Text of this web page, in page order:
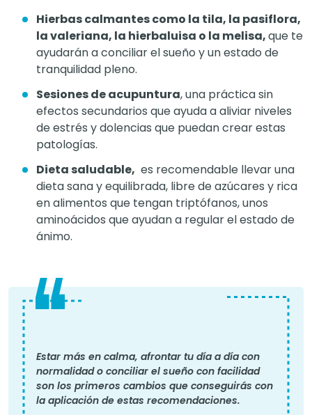
Hierbas calmantes como la tila, la pasiflora,
la valeriana, la hierbaluisa o la melisa,que te
ayudarán a conciliar el sueño y un estado de
tranquilidad pleno.
Sesiones de acupuntura, una práctica sin
efectos secundarios que ayuda a aliviar niveles
de estrés y dolencias que puedan crear estas
patologías.
Dieta saludable, es recomendable llevar una
dieta sana y equilibrada, libre de azúcares y rica
en alimentos que tengan triptófanos, unos
aminoácidos que ayudan a regular el estado de
ánimo.
Estar más en calma, afrontar tu día a día con
normalidad o conciliar el sueño con facilidad
son los primeros cambios que conseguirás con
la aplicación de estas recomendaciones.